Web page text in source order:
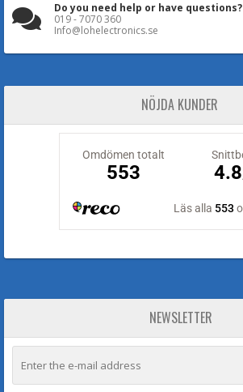
Do you need help or have questions?
019 - 7070 360
Info@lohelectronics.se
NÖJDA KUNDER
NEWSLETTER